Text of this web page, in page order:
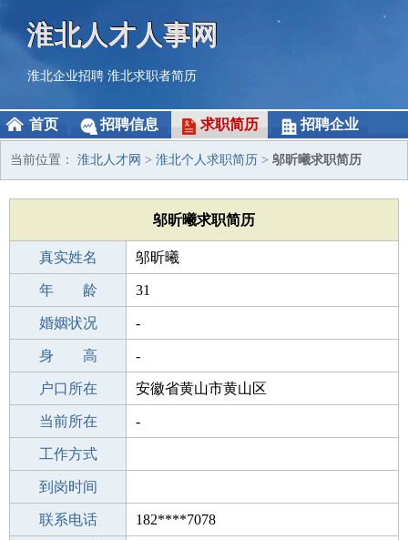
淮北人才人事网
淮北企业招聘 淮北求职者简历
首页 招聘信息 求职简历 招聘企业
当前位置： 淮北人才网 > 淮北个人求职简历 > 邬昕曦求职简历
邬昕曦求职简历
真实姓名 邬昕曦
性 别 女
年 龄 31
出生年月 1995-04-12
婚姻状况 -
学 历 高中
身 高 -
毕业学校 高中
户口所在 安徽省黄山市黄山区
所学专业 -
当前所在 -
工作经验
工作方式
驾 照
到岗时间
期望月薪
联系电话 182****7078